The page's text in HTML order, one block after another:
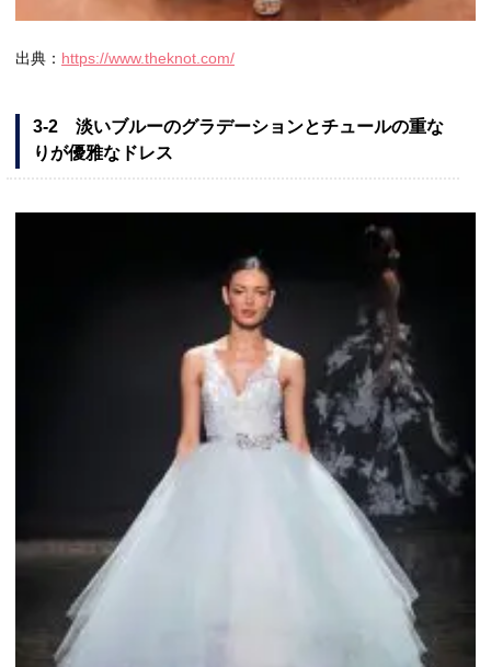
出典： https://www.theknot.com/
3-2 淡いブルーのグラデーションとチュールの重な
りが優雅なドレス